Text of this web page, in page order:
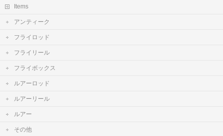
Items
アンティーク
フライロッド
フライリール
フライボックス
ルアーロッド
ルアーリール
ルアー
その他